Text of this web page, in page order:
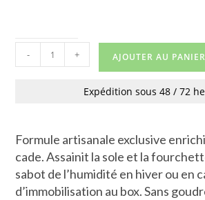
- + AJOUTER AU PANIER
Expédition sous 48 / 72
Formule artisanale exclusive
cade. Assainit la sole et la
sabot de l’humidité en hiver ou en
d’immobilisation au box. Sans